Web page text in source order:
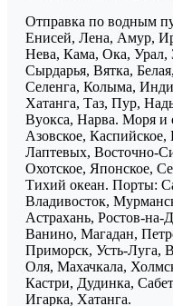
Отправка по водным
Енисей, Лена, Амур,
Нева, Кама, Ока, Урал,
Сырдарья, Вятка,
Селенга, Колыма,
Хатанга, Таз, Пур,
Вуокса, Нарва. Моря и
Азовское, Каспийское,
Лаптевых, Восточно-
Охотское, Японское,
Тихий океан. Порты:
Владивосток,
Астрахань, Ростов-на-
Ванино, Магадан,
Приморск, Усть-Луга,
Оля, Махачкала,
Кастри, Дудинка,
Игарка, Хатанга.